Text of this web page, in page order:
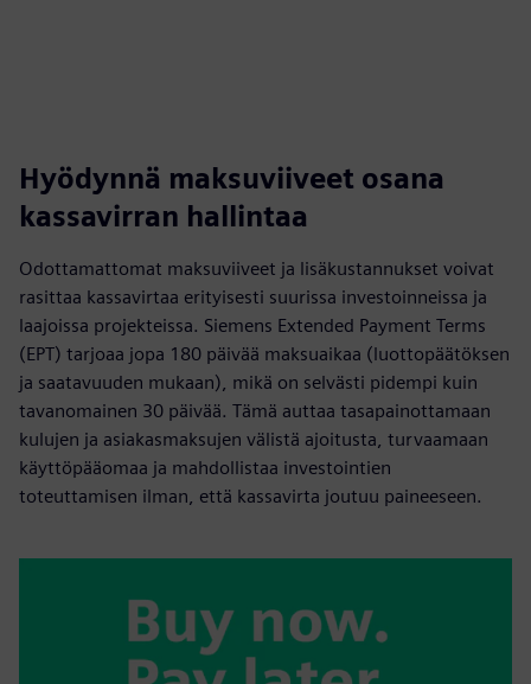
Hyödynnä maksuviiveet osana
kassavirran hallintaa
Odottamattomat maksuviiveet ja lisäkustannukset voivat
rasittaa kassavirtaa erityisesti suurissa investoinneissa ja
laajoissa projekteissa. Siemens Extended Payment Terms
(EPT) tarjoaa jopa 180 päivää maksuaikaa (luottopäätöksen
ja saatavuuden mukaan), mikä on selvästi pidempi kuin
tavanomainen 30 päivää. Tämä auttaa tasapainottamaan
kulujen ja asiakasmaksujen välistä ajoitusta, turvaamaan
käyttöpääomaa ja mahdollistaa investointien
toteuttamisen ilman, että kassavirta joutuu paineeseen.